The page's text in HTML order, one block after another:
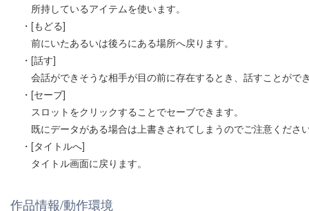
所持しているアイテムを使います。
・[もどる]
前にいたあるいは後ろにある場所へ戻ります。
・[話す]
会話ができそうな相手が目の前に存在するとき、話すことができ
・[セーブ]
スロットをクリックすることでセーブできます。
既にデータがある場合は上書きされてしまうのでご注意ください
・[タイトルへ]
タイトル画面に戻ります。
作品情報/動作環境